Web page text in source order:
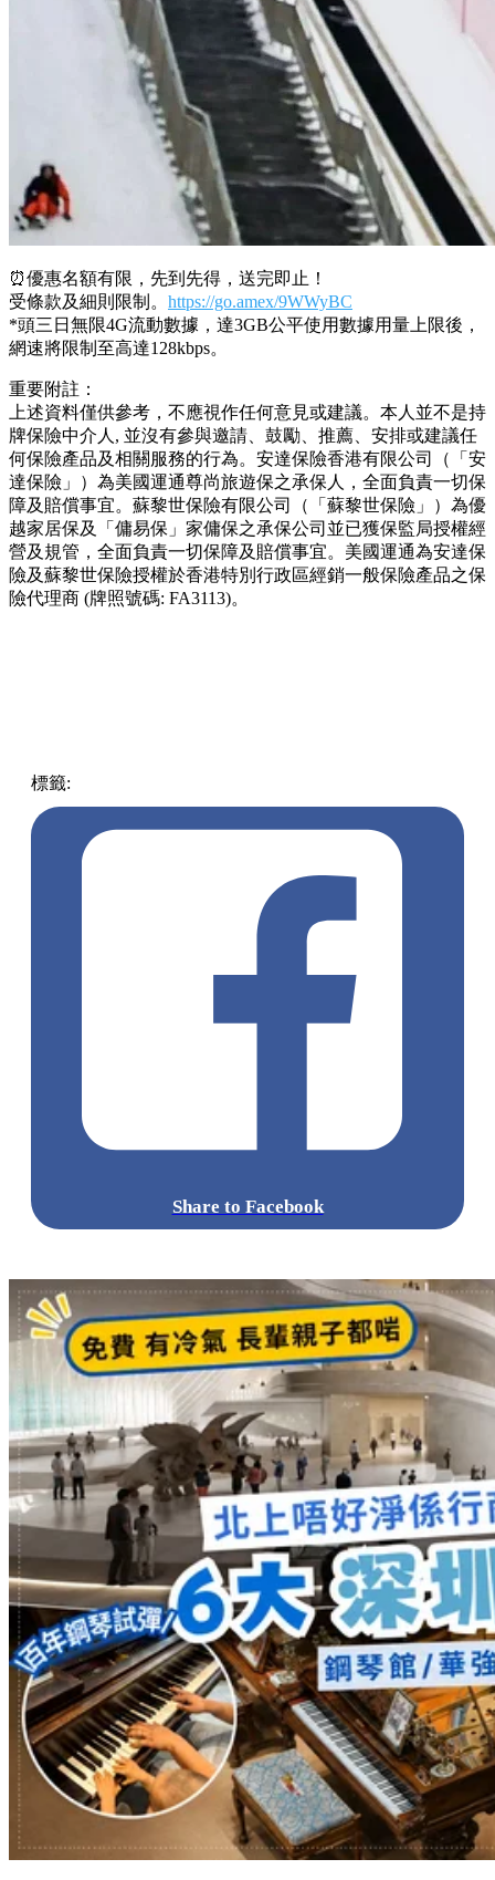
⏰優惠名額有限，先到先得，送完即止！
受條款及細則限制。 https://go.amex/9WWyBC
*頭三日無限4G流動數據，達3GB公平使用數據用量上限後，
網速將限制至高達128kbps。
重要附註：
上述資料僅供參考，不應視作任何意見或建議。本人並不是持
牌保險中介人, 並沒有參與邀請、鼓勵、推薦、安排或建議任
何保險產品及相關服務的行為。安達保險香港有限公司（「安
達保險」）為美國運通尊尚旅遊保之承保人，全面負責一切保
障及賠償事宜。蘇黎世保險有限公司（「蘇黎世保險」）為優
越家居保及「傭易保」家傭保之承保公司並已獲保監局授權經
營及規管，全面負責一切保障及賠償事宜。美國運通為安達保
險及蘇黎世保險授權於香港特別行政區經銷一般保險產品之保
險代理商 (牌照號碼: FA3113)。
標籤:
Share to Facebook